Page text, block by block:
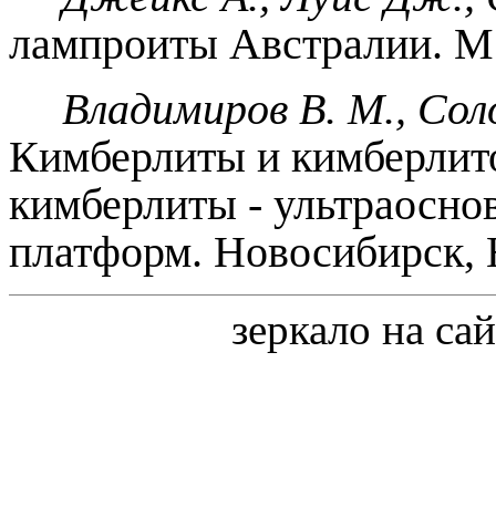
лампроиты Австралии.
Владимиров В. М.,
Кимберлиты и
кимберлиты -
платформ. Новосибирск,
зеркало на